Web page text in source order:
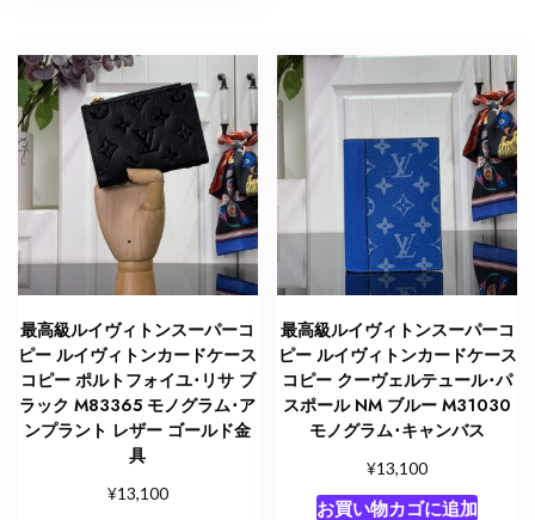
個
最高級ルイヴィトンスーパーコ
ピー ルイヴィトンカードケース
コピー ポルトフォイユ･リサ ブ
ラック M83365 モノグラム･ア
ンプラント レザー ゴールド金
具
¥13,100
最高級ルイヴィトンスーパーコ
ピー ルイヴィトンカードケース
コピー クーヴェルテュール･パ
スポール NM ブルー M31030
モノグラム･キャンバス
¥13,100
お買い物カゴに追加